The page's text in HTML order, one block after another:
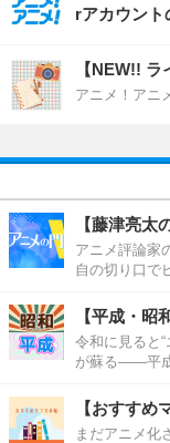
rアカウント
【NEW!! ラ
アニメ！アニ
【藤津亮太
アニメ評論家
自の切り口で
【平成・昭
令和に見ると
が蘇る――平成
【おすすめ
まだアニメ化